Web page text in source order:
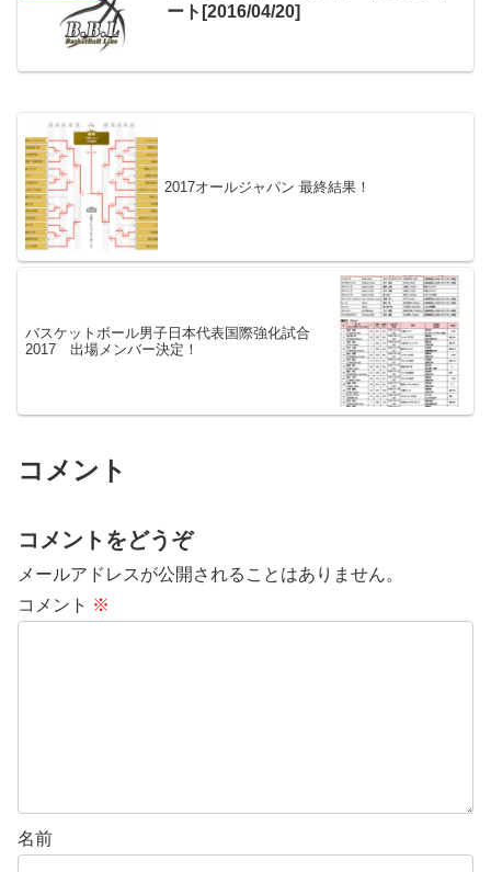
ート[2016/04/20]
2017オールジャパン 最終結果！
バスケットボール男子日本代表国際強化試合
2017 出場メンバー決定！
コメント
コメントをどうぞ
メールアドレスが公開されることはありません。
コメント ※
名前